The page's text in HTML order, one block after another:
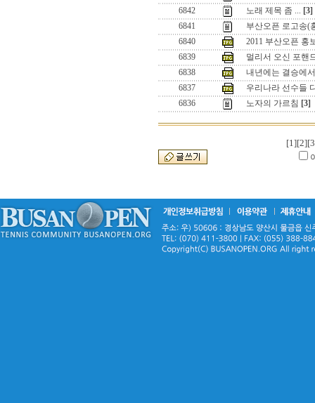
6842
노래 제목 좀 ... [3]
6841
부산오픈 로고송(
6840
2011 부산오픈 홍
6839
멀리서 오신 포핸
6838
내년에는 결승에
6837
우리나라 선수들
6836
노자의 가르침 [3]
[1][2]